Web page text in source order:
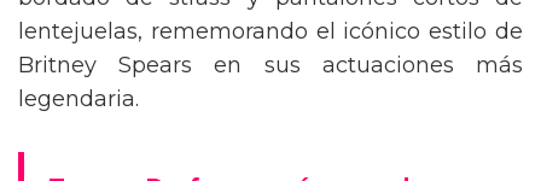
lentejuelas, rememorando el icónico estilo de
Britney Spears en sus actuaciones más
legendaria.